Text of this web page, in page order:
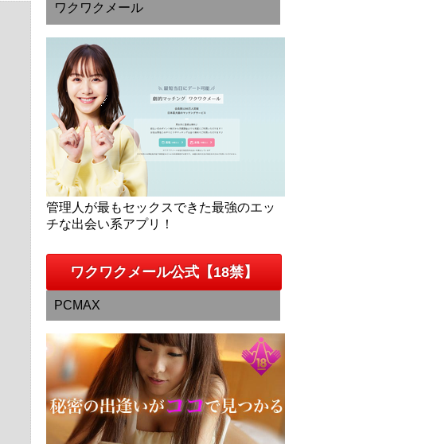
ワクワクメール
管理人が最もセックスできた最強のエッ
チな出会い系アプリ！
ワクワクメール公式【18禁】
PCMAX